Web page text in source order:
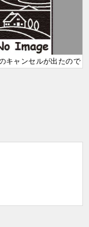
キャンセルが出たので